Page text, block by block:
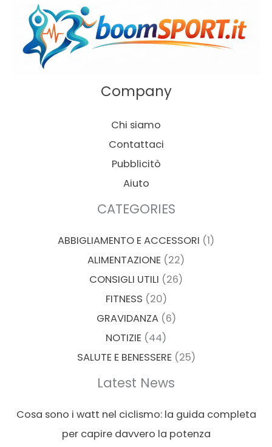
Company
Chi siamo
Contattaci
Pubblicitò
Aiuto
CATEGORIES
ABBIGLIAMENTO E ACCESSORI (1)
ALIMENTAZIONE (22)
CONSIGLI UTILI (26)
FITNESS (20)
GRAVIDANZA(6)
NOTIZIE (44)
SALUTE E BENESSERE(25)
Latest News
Cosa sono i watt nel ciclismo: la guida completa
per capire davvero la potenza